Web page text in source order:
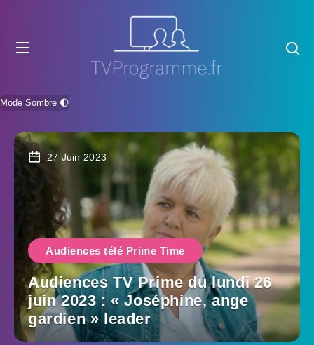
Mode Sombre 🌓
27 Juin 2023
Audiences télé Prime Time
Audiences TV Prime du lundi 26
juin 2023 : « Joséphine, ange
gardien » leader